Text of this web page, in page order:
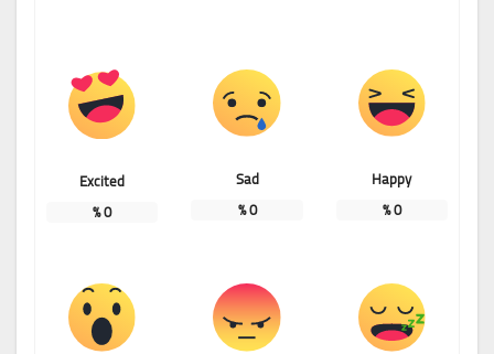
Happy
0
%
Sad
0
%
Excited
0
%